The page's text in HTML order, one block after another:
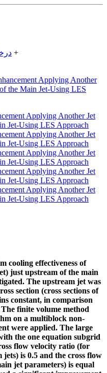
+
Applying Another
the Main Jet-Using LES
cooling effectiveness of
just upstream of the main
The upstream jet was
section (cross sections of
constant, in comparison
finite volume method
on a multiblock non-
were applied. The large
the one equation subgrid
flow velocity ratio (for
is 0.5 and the cross flow
jet parameters) is equal